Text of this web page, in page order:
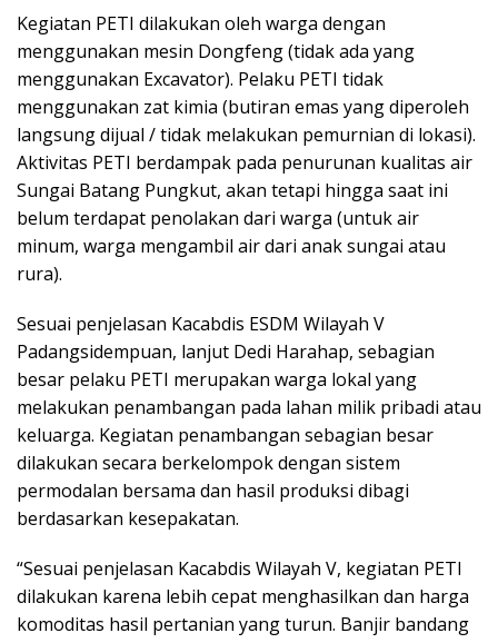
Kegiatan PETI dilakukan oleh warga dengan
menggunakan mesin Dongfeng (tidak ada yang
menggunakan Excavator). Pelaku PETI tidak
menggunakan zat kimia (butiran emas yang diperoleh
langsung dijual / tidak melakukan pemurnian di lokasi).
Aktivitas PETI berdampak pada penurunan kualitas air
Sungai Batang Pungkut, akan tetapi hingga saat ini
belum terdapat penolakan dari warga (untuk air
minum, warga mengambil air dari anak sungai atau
rura).
Sesuai penjelasan Kacabdis ESDM Wilayah V
Padangsidempuan, lanjut Dedi Harahap, sebagian
besar pelaku PETI merupakan warga lokal yang
melakukan penambangan pada lahan milik pribadi atau
keluarga. Kegiatan penambangan sebagian besar
dilakukan secara berkelompok dengan sistem
permodalan bersama dan hasil produksi dibagi
berdasarkan kesepakatan.
“Sesuai penjelasan Kacabdis Wilayah V, kegiatan PETI
dilakukan karena lebih cepat menghasilkan dan harga
komoditas hasil pertanian yang turun. Banjir bandang